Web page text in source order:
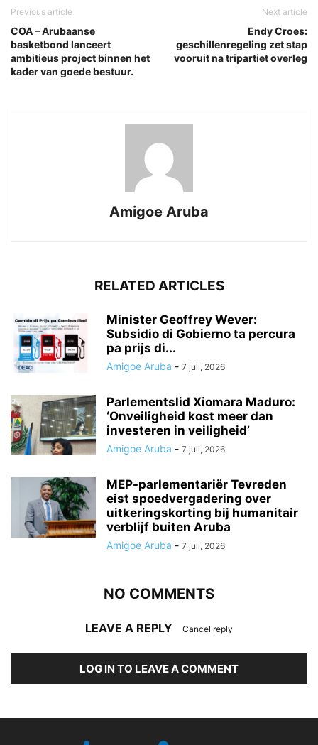
Previous article
COA – Arubaanse
basketbond lanceert
ambitieus project binnen het
kader van goede bestuur.
Next article
Endy Croes:
geschillenregeling zet stap
vooruit na tripartiet overleg
Amigoe Aruba
RELATED ARTICLES
Minister Geoffrey Wever:
Subsidio di Gobierno ta percura
pa prijs di...
Amigoe Aruba - 7 juli, 2026
Parlementslid Xiomara Maduro:
‘Onveiligheid kost meer dan
investeren in veiligheid’
Amigoe Aruba - 7 juli, 2026
MEP-parlementariër Tevreden
eist spoedvergadering over
uitkeringskorting bij humanitair
verblijf buiten Aruba
Amigoe Aruba - 7 juli, 2026
NO COMMENTS
LEAVE A REPLY Cancel reply
LOG IN TO LEAVE A COMMENT